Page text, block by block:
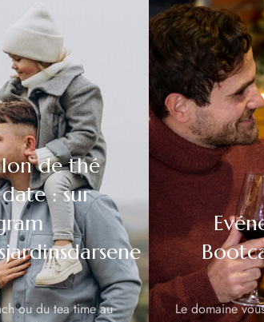
de thé
: sur
ou du tea time au
Le domaine